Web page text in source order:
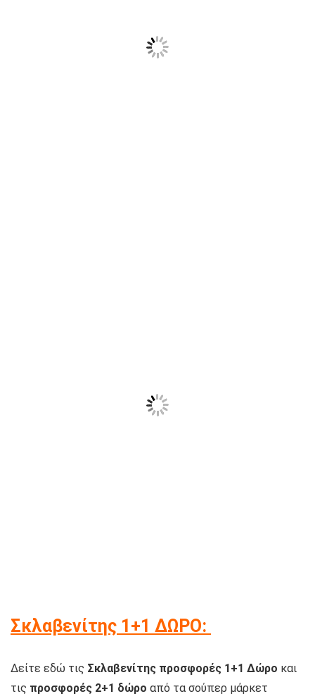
Σκλαβενίτης 1+1 ΔΩΡΟ:
Δείτε εδώ τις Σκλαβενίτης προσφορές 1+1 Δώρο και
τις προσφορές 2+1 δώρο από τα σούπερ μάρκετ